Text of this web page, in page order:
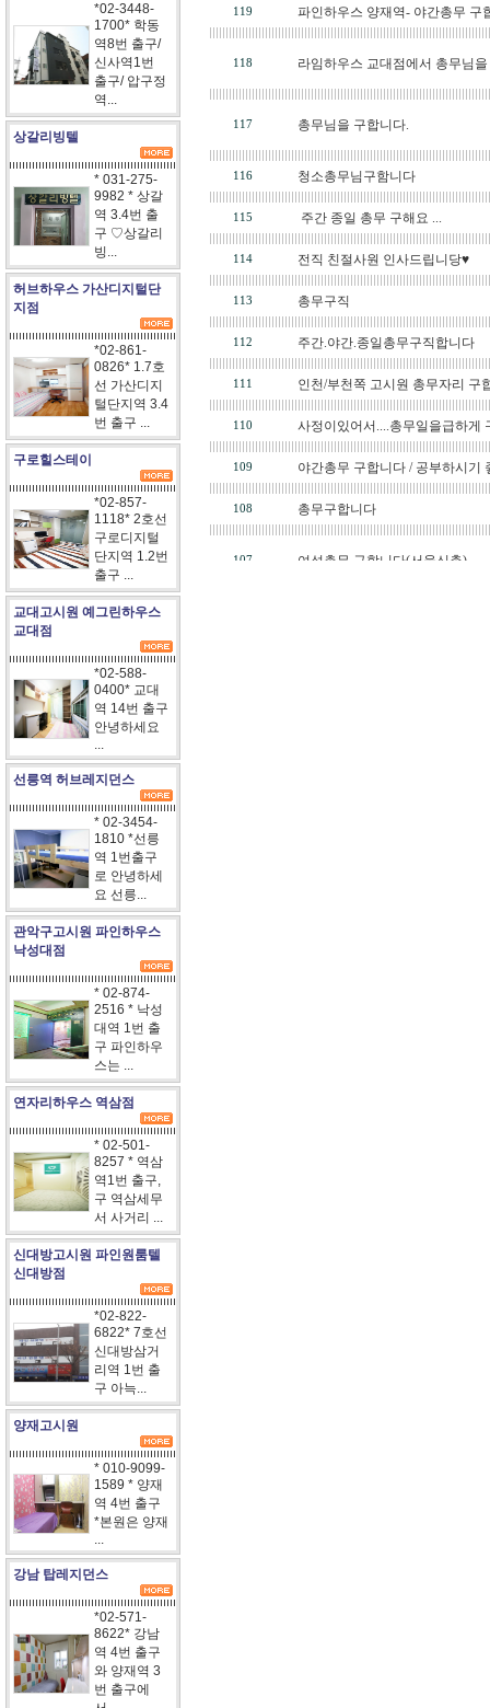
*02-3448-
1700* 학동
역8번 출구/
신사역1번
출구/ 압구정
역...
상갈리빙텔
* 031-275-
9982 * 상갈
역 3.4번 출
구 ♡상갈리
빙...
허브하우스 가산디지털단
지점
*02-861-
0826* 1.7호
선 가산디지
털단지역 3.4
번 출구 ...
구로힐스테이
*02-857-
1118* 2호선
구로디지털
단지역 1.2번
출구 ...
교대고시원 예그린하우스
교대점
*02-588-
0400* 교대
역 14번 출구
안녕하세요
...
선릉역 허브레지던스
* 02-3454-
1810 *선릉
역 1번출구
로 안녕하세
요 선릉...
관악구고시원 파인하우스
낙성대점
* 02-874-
2516 * 낙성
대역 1번 출
구 파인하우
스는 ...
연자리하우스 역삼점
* 02-501-
8257 * 역삼
역1번 출구,
구 역삼세무
서 사거리 ...
신대방고시원 파인원룸텔
신대방점
*02-822-
6822* 7호선
신대방삼거
리역 1번 출
구 아늑...
양재고시원
* 010-9099-
1589 * 양재
역 4번 출구
*본원은 양재
...
강남 탑레지던스
*02-571-
8622* 강남
역 4번 출구
와 양재역 3
번 출구에